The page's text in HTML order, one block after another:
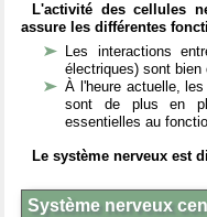
L'activité des cellules
assure les différentes
Les interactions
électriques) sont
À l'heure actuelle,
sont de plus en
essentielles au
Le système nerveux est
Système nerveux